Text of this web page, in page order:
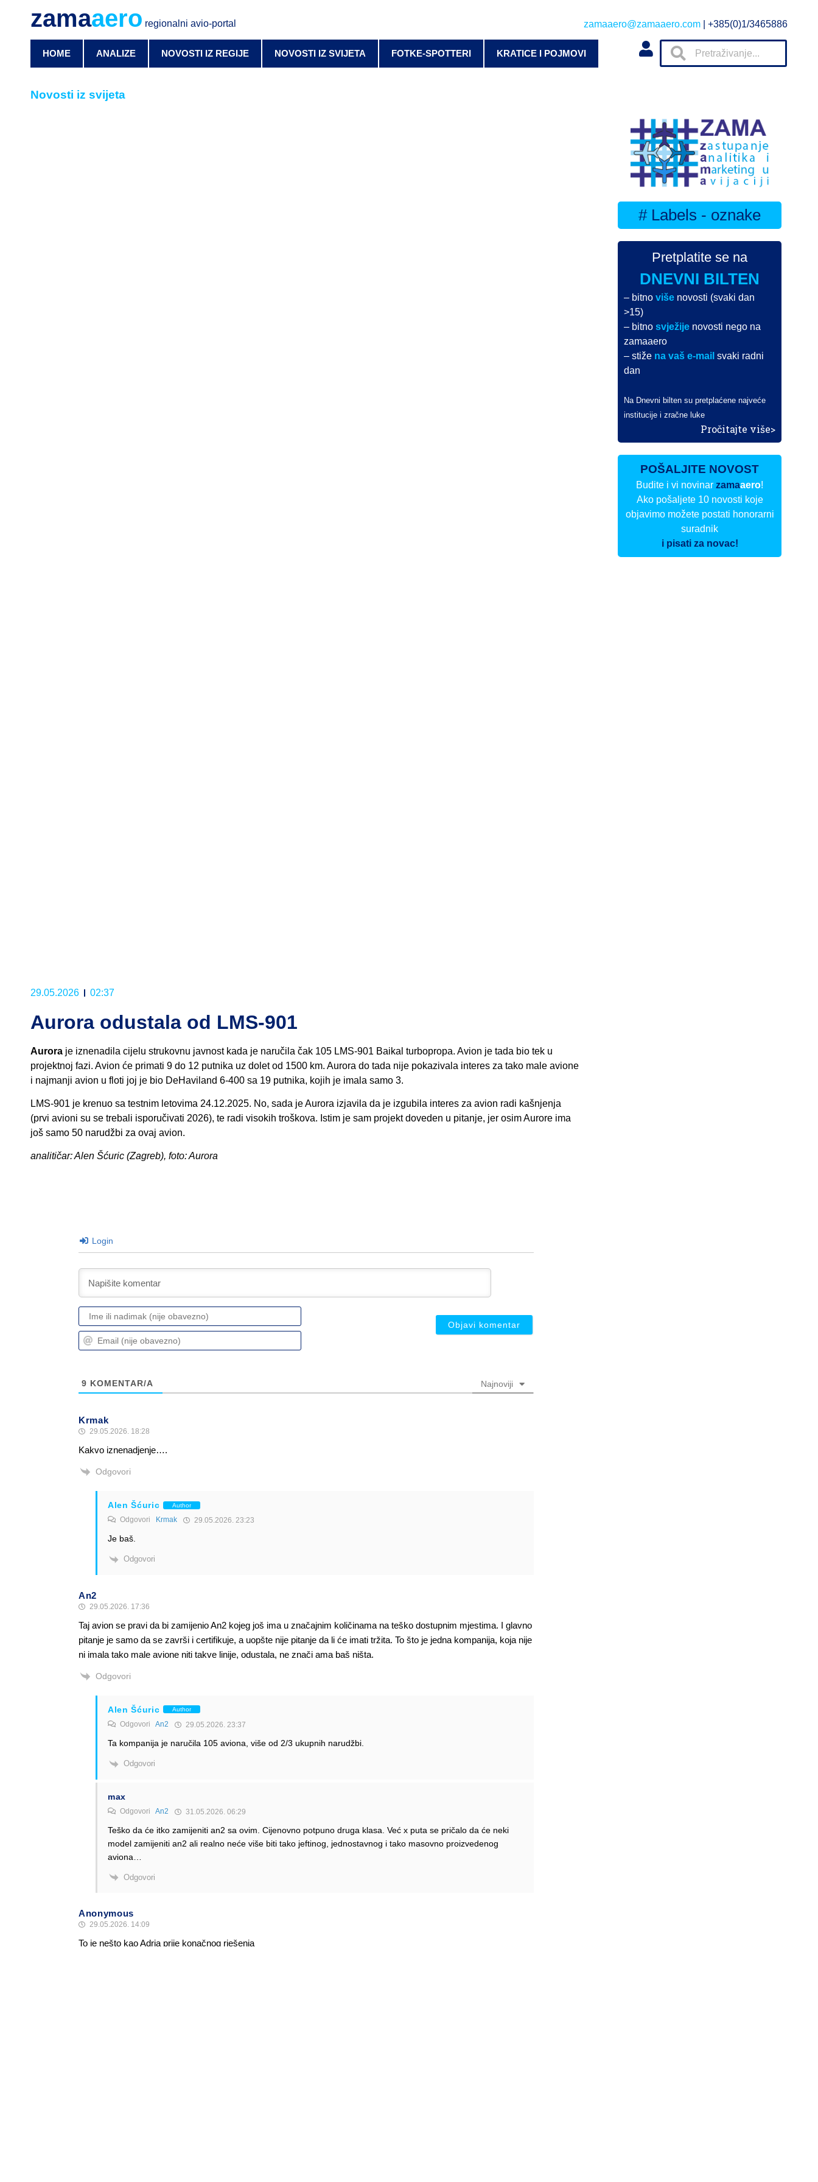
zamaaero regionalni avio-portal zamaaero@zamaaero.com | +385(0)1/3465886
HOME ANALIZE NOVOSTI IZ REGIJE NOVOSTI IZ SVIJETA FOTKE-SPOTTERI KRATICE I POJMOVI
Novosti iz svijeta
29.05.2026 02:37
Aurora odustala od LMS-901
Aurora je iznenadila cijelu strukovnu javnost kada je naručila čak 105 LMS-901 Baikal turbopropa. Avion je tada bio tek u
projektnoj fazi. Avion će primati 9 do 12 putnika uz dolet od 1500 km. Aurora do tada nije pokazivala interes za tako male avione
i najmanji avion u floti joj je bio DeHaviland 6-400 sa 19 putnika, kojih je imala samo 3.
LMS-901 je krenuo sa testnim letovima 24.12.2025. No, sada je Aurora izjavila da je izgubila interes za avion radi kašnjenja
(prvi avioni su se trebali isporučivati 2026), te radi visokih troškova. Istim je sam projekt doveden u pitanje, jer osim Aurore ima
još samo 50 narudžbi za ovaj avion.
analitičar: Alen Šćuric (Zagreb), foto: Aurora
Login
Ime
ili
nadimak
Email
(nije
9 KOMENTAR/A Najnoviji
Krmak
29.05.2026. 18:28
Kakvo iznenadjenje….
Odgovori
Alen Šćuric Author
Odgovori Krmak 29.05.2026. 23:23
Je baš.
Odgovori
An2
29.05.2026. 17:36
Taj avion se pravi da bi zamijenio An2 kojeg još ima u značajnim količinama na teško dostupnim mjestima. I glavno
pitanje je samo da se završi i certifikuje, a uopšte nije pitanje da li će imati tržita. To što je jedna kompanija, koja nije
ni imala tako male avione niti takve linije, odustala, ne znači ama baš ništa.
Odgovori
Alen Šćuric Author
Odgovori An2 29.05.2026. 23:37
Ta kompanija je naručila 105 aviona, više od 2/3 ukupnih narudžbi.
Odgovori
max
Odgovori An2 31.05.2026. 06:29
Teško da će itko zamijeniti an2 sa ovim. Cijenovno potpuno druga klasa. Već x puta se pričalo da će neki
model zamijeniti an2 ali realno neće više biti tako jeftinog, jednostavnog i tako masovno proizvedenog
aviona…
Odgovori
Anonymous
29.05.2026. 14:09
To je nešto kao Adria prije konačnog rješenja
# Labels - oznake
Pretplatite se na
DNEVNI BILTEN
– bitnoviše novosti (svaki dan
>15)
– bitnosvježije novosti nego na
zamaaero
– stiže na vaš e-mail svaki radni
dan
Na Dnevni bilten su pretplaćene najveće
institucije i zračne luke
Pročitajte više>
POŠALJITE NOVOST
Budite i vi novinarzamaaero!
Ako pošaljete 10 novosti koje
objavimo možete postati honorarni
suradnik
i pisati za novac!